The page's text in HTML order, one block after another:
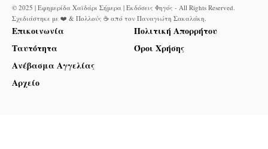
© 2025 | Εφημερίδα Χαϊδάρι Σήμερα | Εκδόσεις Φηγός - All Rights Reserved.
Σχεδιάστηκε με ❤️ & Πολλούς ☕ από τον Παναγιώτη Σακαλάκη.
Επικοινωνία
Ταυτότητα
Ανέβασμα Αγγελίας
Αρχείο
Πολιτική Απορρήτου
Όροι Χρήσης